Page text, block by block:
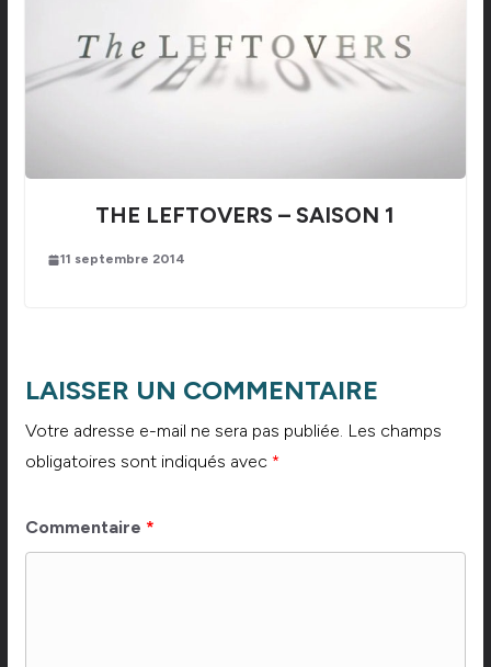
THE LEFTOVERS – SAISON 1
11 septembre 2014
LAISSER UN COMMENTAIRE
Votre adresse e-mail ne sera pas publiée. Les champs
obligatoires sont indiqués avec *
Commentaire *